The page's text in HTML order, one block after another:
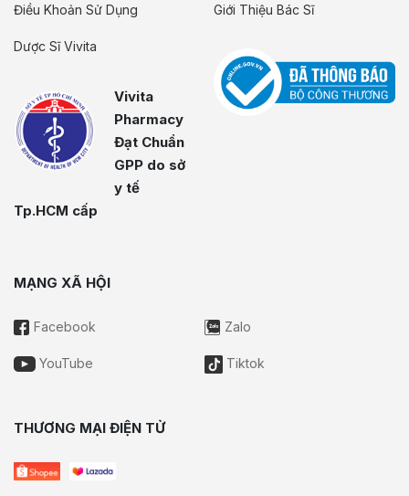
Điều Khoản Sử Dụng
Dược Sĩ Vivita
Vivita
Pharmacy
Đạt Chuẩn
GPP do sở
y tế
Tp.HCM cấp
Giới Thiệu Bác Sĩ
MẠNG XÃ HỘI
Facebook Zalo
YouTube Tiktok
THƯƠNG MẠI ĐIỆN TỬ